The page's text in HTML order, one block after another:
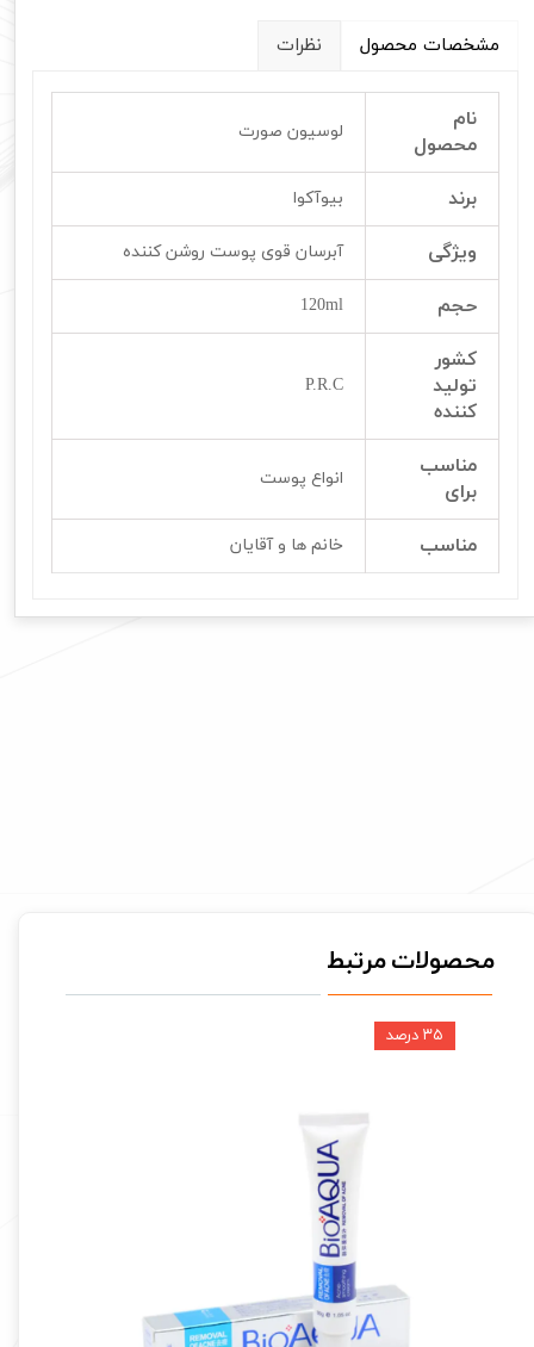
مشخصات محصول نظرات
نام
محصول
لوسیون صورت
برند بیوآکوا
ویژگی آبرسان قوی پوست روشن کننده
حجم 120ml
کشور
تولید
کننده
P.R.C
مناسب
برای
انواع پوست
مناسب خانم ها و آقایان
محصولات مرتبط
۳۵ درصد